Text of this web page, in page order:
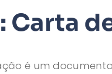
Carta
é um